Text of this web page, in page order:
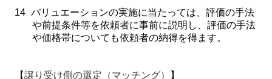
14 バリュエーションの実施に当たっては、評価の手法
や前提条件等を依頼者に事前に説明し、評価の手法
や価格帯についても依頼者の納得を得ます。
【譲り受け側の選定（マッチング）
】